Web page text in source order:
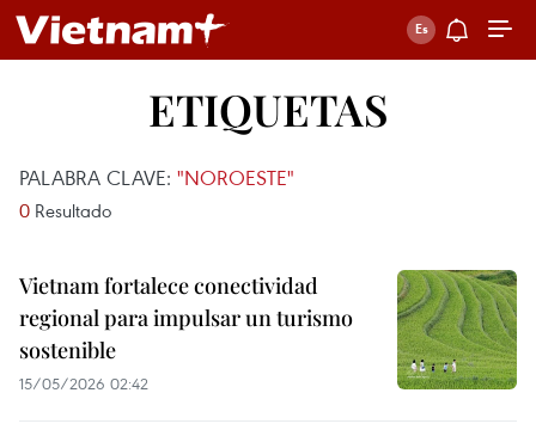
ETIQUETAS
PALABRA CLAVE: "NOROESTE"
0 Resultado
Vietnam fortalece conectividad
regional para impulsar un turismo
sostenible
15/05/2026 02:42